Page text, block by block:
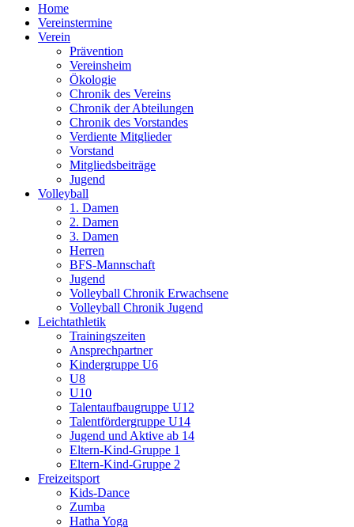
Home
Vereinstermine
Verein
Prävention
Vereinsheim
Ökologie
Chronik des Vereins
Chronik der Abteilungen
Chronik des Vorstandes
Verdiente Mitglieder
Vorstand
Mitgliedsbeiträge
Jugend
Volleyball
1. Damen
2. Damen
3. Damen
Herren
BFS-Mannschaft
Jugend
Volleyball Chronik Erwachsene
Volleyball Chronik Jugend
Leichtathletik
Trainingszeiten
Ansprechpartner
Kindergruppe U6
U8
U10
Talentaufbaugruppe U12
Talentfördergruppe U14
Jugend und Aktive ab 14
Eltern-Kind-Gruppe 1
Eltern-Kind-Gruppe 2
Freizeitsport
Kids-Dance
Zumba
Hatha Yoga